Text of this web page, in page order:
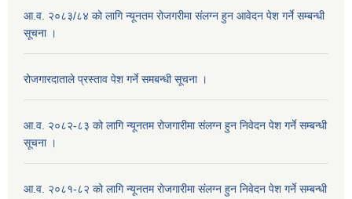
आ.व. २०८३/८४ को लागि न्यूनतम रोजगरीमा संलग्न हुन आवेदन पेश गर्ने सम्बन्धी
सूचना ।
रोजगारदाताले प्रस्ताव पेश गर्ने समबन्धी सूचना ।
आ.व. २०८२-८३ को लागि न्यूनतम रोजगारीमा संलग्न हुन निवेदन पेश गर्ने सम्बन्धी
सूचना ।
आ.व. २०८१-८२ को लागि न्यूनतम रोजगारीमा संलग्न हुन निवेदन पेश गर्ने सम्बन्धी